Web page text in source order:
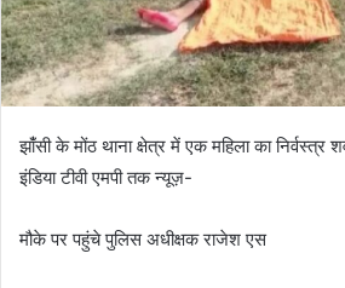
झांँसी के मोंठ थाना क्षेत्र में एक महिला का
इंडिया टीवी एमपी तक न्यूज़-
मौके पर पहुंचे पुलिस अधीक्षक राजेश एस